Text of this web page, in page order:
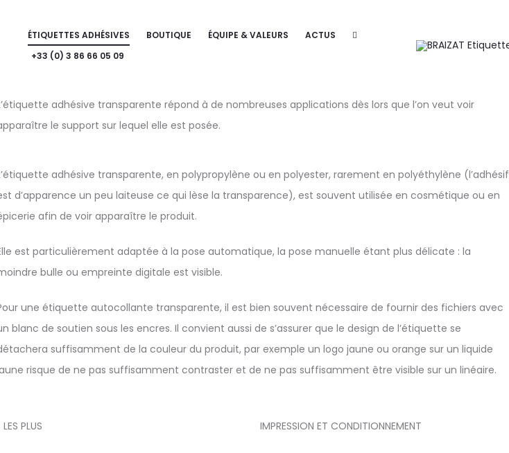
ÉTIQUETTES ADHÉSIVES BOUTIQUE ÉQUIPE & VALEURS
ACTUS
+33 (0) 3 86 66 05 09
»Étiquettes personnalisées »Étiquettes cosmétiques »Étiquette transparente
transparente
adhésive transparente répond à de nombreuses applications dès lors que l’on veut voir
le support sur lequel elle est posée.
adhésive transparente, en polypropylène ou en polyester, rarement en polyéthylène (l’adhésif
d’apparence un peu laiteuse ce qui lèse la transparence), est souvent utilisée en cosmétique ou en
afin de voir apparaître le produit.
est particulièrement adaptée à la pose automatique, la pose manuelle étant plus délicate : la
bulle ou empreinte digitale est visible.
une étiquette autocollante transparente, il est bien souvent nécessaire de fournir des fichiers avec
blanc de soutien sous les encres. Il convient aussi de s’assurer que le design de l’étiquette se
suffisamment de la couleur du produit, par exemple un logo jaune ou orange sur un liquide
risque de ne pas suffisamment contraster et de ne pas suffisamment être visible sur un linéaire.
LES PLUS IMPRESSION ET CONDITIONNEMENT